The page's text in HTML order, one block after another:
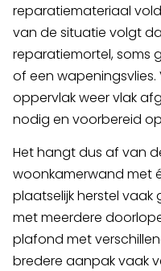
reparatiemateriaal
van de situatie volgt
reparatiemortel, soms
of een
oppervlak weer vlak
nodig en voorbereid
Het hangt dus af van
woonkamerwand met
plaatselijk herstel vaak
met meerdere
plafond met
bredere aanpak vaak